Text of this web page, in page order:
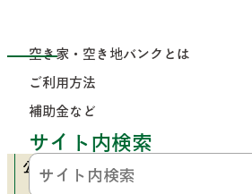
空き家・空き地バンクとは
ご利用方法
補助金など
サイト内検索
No.266
No.266
公開日：2026年6月10日